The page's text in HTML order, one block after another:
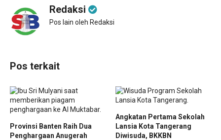
Redaksi
Pos lain oleh Redaksi
Pos terkait
Provinsi Banten Raih Dua
Penghargaan Anugerah
Angkatan Pertama Sekolah
Lansia Kota Tangerang
Diwisuda, BKKBN